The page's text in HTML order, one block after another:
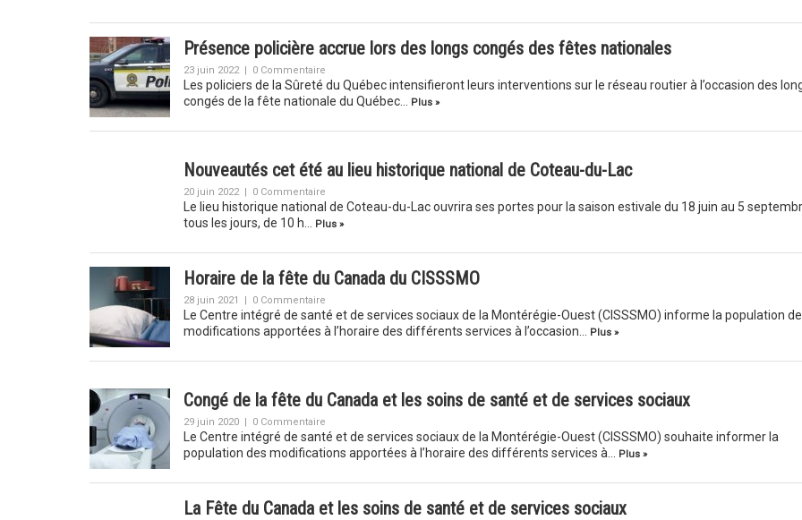
Présence policière accrue lors des longs congés des fêtes nationales
23 juin 2022 | 0 Commentaire
Les policiers de la Sûreté du Québec intensifieront leurs interventions sur le réseau routier à l’occasion des
congés de la fête nationale du Québec…
Plus »
Nouveautés cet été au lieu historique national de Coteau-du-Lac
20 juin 2022 | 0 Commentaire
Le lieu historique national de Coteau-du-Lac ouvrira ses portes pour la saison estivale du 18 juin au 5
tous les jours, de 10 h…
Plus »
Horaire de la fête du Canada du CISSSMO
28 juin 2021 | 0 Commentaire
Le Centre intégré de santé et de services sociaux de la Montérégie-Ouest (CISSSMO) informe la population
modifications apportées à l’horaire des différents services à l’occasion…
Plus »
Congé de la fête du Canada et les soins de santé et de services sociaux
29 juin 2020 | 0 Commentaire
Le Centre intégré de santé et de services sociaux de la Montérégie-Ouest (CISSSMO) souhaite informer la
population des modifications apportées à l’horaire des différents services à…
Plus »
La Fête du Canada et les soins de santé et de services sociaux